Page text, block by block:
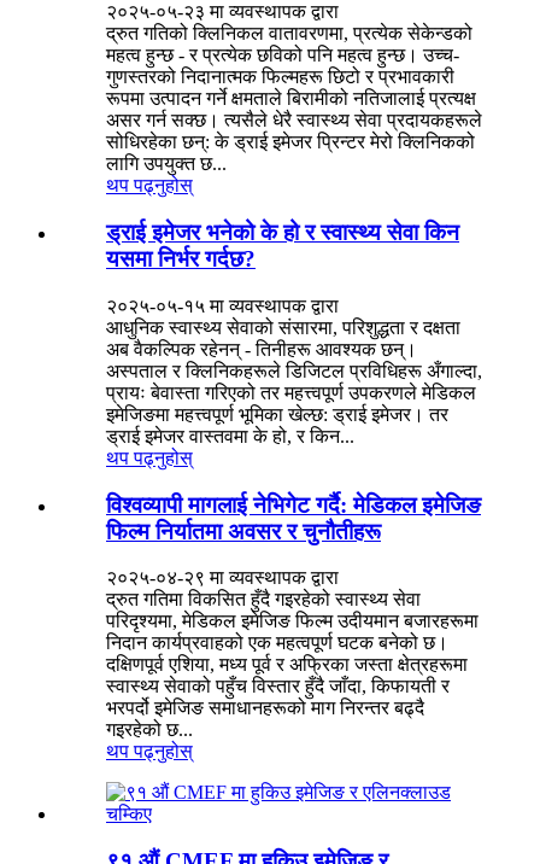
२०२५-०५-२३ मा व्यवस्थापक द्वारा
द्रुत गतिको क्लिनिकल वातावरणमा, प्रत्येक सेकेन्डको
महत्व हुन्छ - र प्रत्येक छविको पनि महत्व हुन्छ। उच्च-
गुणस्तरको निदानात्मक फिल्महरू छिटो र प्रभावकारी
रूपमा उत्पादन गर्ने क्षमताले बिरामीको नतिजालाई प्रत्यक्ष
असर गर्न सक्छ। त्यसैले धेरै स्वास्थ्य सेवा प्रदायकहरूले
सोधिरहेका छन्: के ड्राई इमेजर प्रिन्टर मेरो क्लिनिकको
लागि उपयुक्त छ...
थप पढ्नुहोस्
ड्राई इमेजर भनेको के हो र स्वास्थ्य सेवा किन
यसमा निर्भर गर्दछ?
२०२५-०५-१५ मा व्यवस्थापक द्वारा
आधुनिक स्वास्थ्य सेवाको संसारमा, परिशुद्धता र दक्षता
अब वैकल्पिक रहेनन् - तिनीहरू आवश्यक छन्।
अस्पताल र क्लिनिकहरूले डिजिटल प्रविधिहरू अँगाल्दा,
प्रायः बेवास्ता गरिएको तर महत्त्वपूर्ण उपकरणले मेडिकल
इमेजिङमा महत्त्वपूर्ण भूमिका खेल्छ: ड्राई इमेजर। तर
ड्राई इमेजर वास्तवमा के हो, र किन...
थप पढ्नुहोस्
विश्वव्यापी मागलाई नेभिगेट गर्दै: मेडिकल इमेजिङ
फिल्म निर्यातमा अवसर र चुनौतीहरू
२०२५-०४-२९ मा व्यवस्थापक द्वारा
द्रुत गतिमा विकसित हुँदै गइरहेको स्वास्थ्य सेवा
परिदृश्यमा, मेडिकल इमेजिङ फिल्म उदीयमान बजारहरूमा
निदान कार्यप्रवाहको एक महत्वपूर्ण घटक बनेको छ।
दक्षिणपूर्व एशिया, मध्य पूर्व र अफ्रिका जस्ता क्षेत्रहरूमा
स्वास्थ्य सेवाको पहुँच विस्तार हुँदै जाँदा, किफायती र
भरपर्दो इमेजिङ समाधानहरूको माग निरन्तर बढ्दै
गइरहेको छ...
थप पढ्नुहोस्